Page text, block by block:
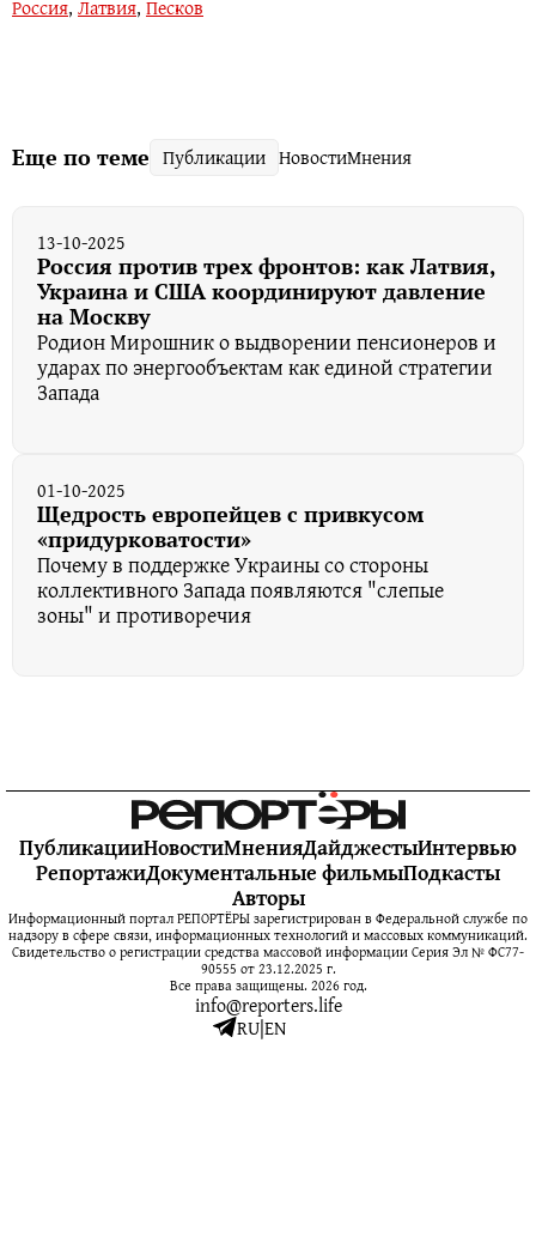
Россия, Латвия, Песков
Еще по теме Публикации НовостиМнения
13-10-2025
Россия против трех фронтов: как Латвия,
Украина и США координируют давление
на Москву
Родион Мирошник о выдворении пенсионеров и
ударах по энергообъектам как единой стратегии
Запада
01-10-2025
Щедрость европейцев с привкусом
«придурковатости»
Почему в поддержке Украины со стороны
коллективного Запада появляются "слепые
зоны" и противоречия
ПубликацииНовостиМненияДайджестыИнтервью
РепортажиДокументальные фильмыПодкасты
Авторы
Информационный портал РЕПОРТЁРЫ зарегистрирован в Федеральной службе по
надзору в сфере связи, информационных технологий и массовых коммуникаций.
Свидетельство о регистрации средства массовой информации Серия Эл № ФС77-
90555 от 23.12.2025 г.
Все права защищены. 2026 год.
info@reporters.life
RU|EN